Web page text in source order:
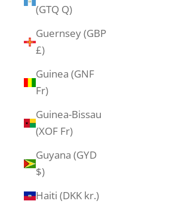
(GTQ Q)
Guernsey (GBP
£)
Guinea (GNF
Fr)
Guinea-Bissau
(XOF Fr)
Guyana (GYD
$)
Haiti (DKK kr.)